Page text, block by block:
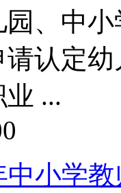
、中
定幼
...
中小学